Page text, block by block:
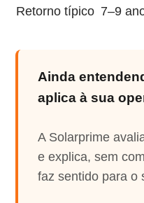
Retorno típico 7–9
Ainda
aplica à sua
A Solarprime
e explica, sem
faz sentido para o